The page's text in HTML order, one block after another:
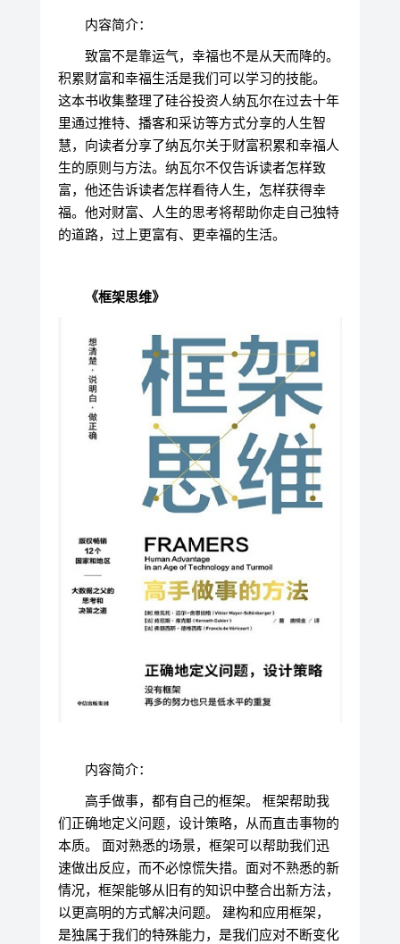
内容简介：
致富不是靠运气，幸福也不是从天而降的。
积累财富和幸福生活是我们可以学习的技能。
这本书收集整理了硅谷投资人纳瓦尔在过去十年
里通过推特、播客和采访等方式分享的人生智
慧，向读者分享了纳瓦尔关于财富积累和幸福人
生的原则与方法。纳瓦尔不仅告诉读者怎样致
富，他还告诉读者怎样看待人生，怎样获得幸
福。他对财富、人生的思考将帮助你走自己独特
的道路，过上更富有、更幸福的生活。
《框架思维》
内容简介：
高手做事，都有自己的框架。 框架帮助我
们正确地定义问题，设计策略，从而直击事物的
本质。 面对熟悉的场景，框架可以帮助我们迅
速做出反应，而不必惊慌失措。面对不熟悉的新
情况，框架能够从旧有的知识中整合出新方法，
以更高明的方式解决问题。 建构和应用框架，
是独属于我们的特殊能力，是我们应对不断变化